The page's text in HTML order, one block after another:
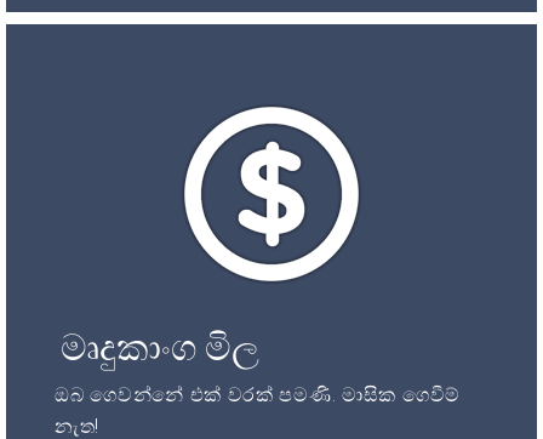
මෘදුකාංග මිල
ඔබ ගෙවන්නේ එක් වරක් පමණි. මාසික ගෙවීම්
නැත!